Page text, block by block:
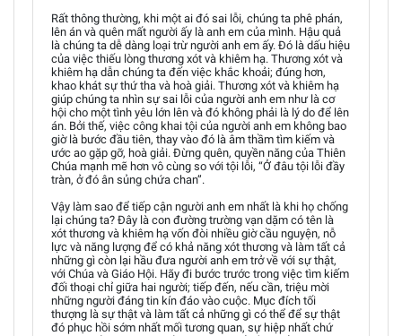
Rất thông thường, khi một ai đó sai lỗi, chúng ta phê phán,
lên án và quên mất người ấy là anh em của mình. Hậu quả
là chúng ta dễ dàng loại trừ người anh em ấy. Đó là dấu hiệu
của việc thiếu lòng thương xót và khiêm hạ. Thương xót và
khiêm hạ dẫn chúng ta đến việc khắc khoải; đúng hơn,
khao khát sự thứ tha và hoà giải. Thương xót và khiêm hạ
giúp chúng ta nhìn sự sai lỗi của người anh em như là cơ
hội cho một tình yêu lớn lên và đó không phải là lý do để lên
án. Bởi thế, việc công khai tội của người anh em không bao
giờ là bước đầu tiên, thay vào đó là âm thầm tìm kiếm và
ước ao gặp gỡ, hoà giải. Đừng quên, quyền năng của Thiên
Chúa mạnh mẽ hơn vô cùng so với tội lỗi, “Ở đâu tội lỗi đầy
tràn, ở đó ân sủng chứa chan”.
Vậy làm sao để tiếp cận người anh em nhất là khi họ chống
lại chúng ta? Đây là con đường trường vạn dặm có tên là
xót thương và khiêm hạ vốn đòi nhiều giờ cầu nguyện, nỗ
lực và năng lượng để có khả năng xót thương và làm tất cả
những gì còn lại hầu đưa người anh em trở về với sự thật,
với Chúa và Giáo Hội. Hãy đi bước trước trong việc tìm kiếm
đối thoại chỉ giữa hai người; tiếp đến, nếu cần, triệu mời
những người đáng tin kín đáo vào cuộc. Mục đích tối
thượng là sự thật và làm tất cả những gì có thể để sự thật
đó phục hồi sớm nhất mối tương quan, sự hiệp nhất chứ